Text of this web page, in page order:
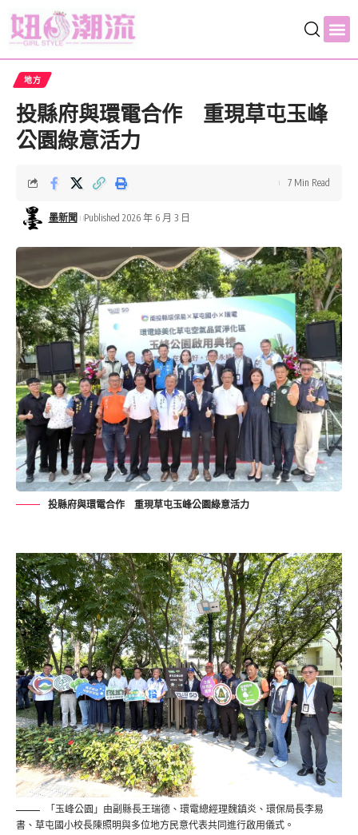
地方
投縣府與環電合作 重現草屯玉峰
公園綠意活力
墨新聞 Published 2026 年 6 月 3 日
7 Min Read
投縣府與環電合作 重現草屯玉峰公園綠意活力
「玉峰公園」由副縣長王瑞德、環電總經理魏鎮炎、環保局長李易
書、草屯國小校長陳照明與多位地方民意代表共同進行啟用儀式。